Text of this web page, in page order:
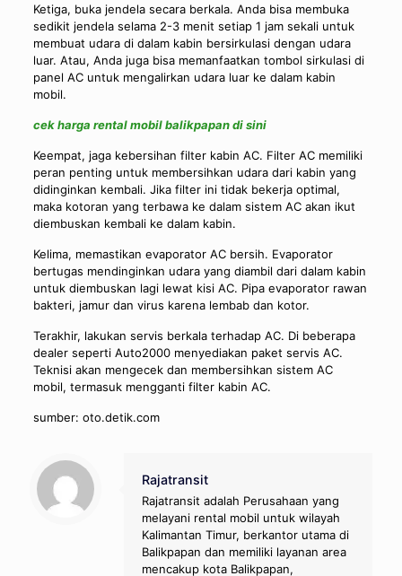
Ketiga, buka jendela secara berkala. Anda bisa membuka
sedikit jendela selama 2-3 menit setiap 1 jam sekali untuk
membuat udara di dalam kabin bersirkulasi dengan udara
luar. Atau, Anda juga bisa memanfaatkan tombol sirkulasi di
panel AC untuk mengalirkan udara luar ke dalam kabin
mobil.
cek harga rental mobil balikpapan di sini
Keempat, jaga kebersihan filter kabin AC. Filter AC memiliki
peran penting untuk membersihkan udara dari kabin yang
didinginkan kembali. Jika filter ini tidak bekerja optimal,
maka kotoran yang terbawa ke dalam sistem AC akan ikut
diembuskan kembali ke dalam kabin.
Kelima, memastikan evaporator AC bersih. Evaporator
bertugas mendinginkan udara yang diambil dari dalam kabin
untuk diembuskan lagi lewat kisi AC. Pipa evaporator rawan
bakteri, jamur dan virus karena lembab dan kotor.
Terakhir, lakukan servis berkala terhadap AC. Di beberapa
dealer seperti Auto2000 menyediakan paket servis AC.
Teknisi akan mengecek dan membersihkan sistem AC
mobil, termasuk mengganti filter kabin AC.
sumber: oto.detik.com
Rajatransit
Rajatransit adalah Perusahaan yang
melayani rental mobil untuk wilayah
Kalimantan Timur, berkantor utama di
Balikpapan dan memiliki layanan area
mencakup kota Balikpapan,